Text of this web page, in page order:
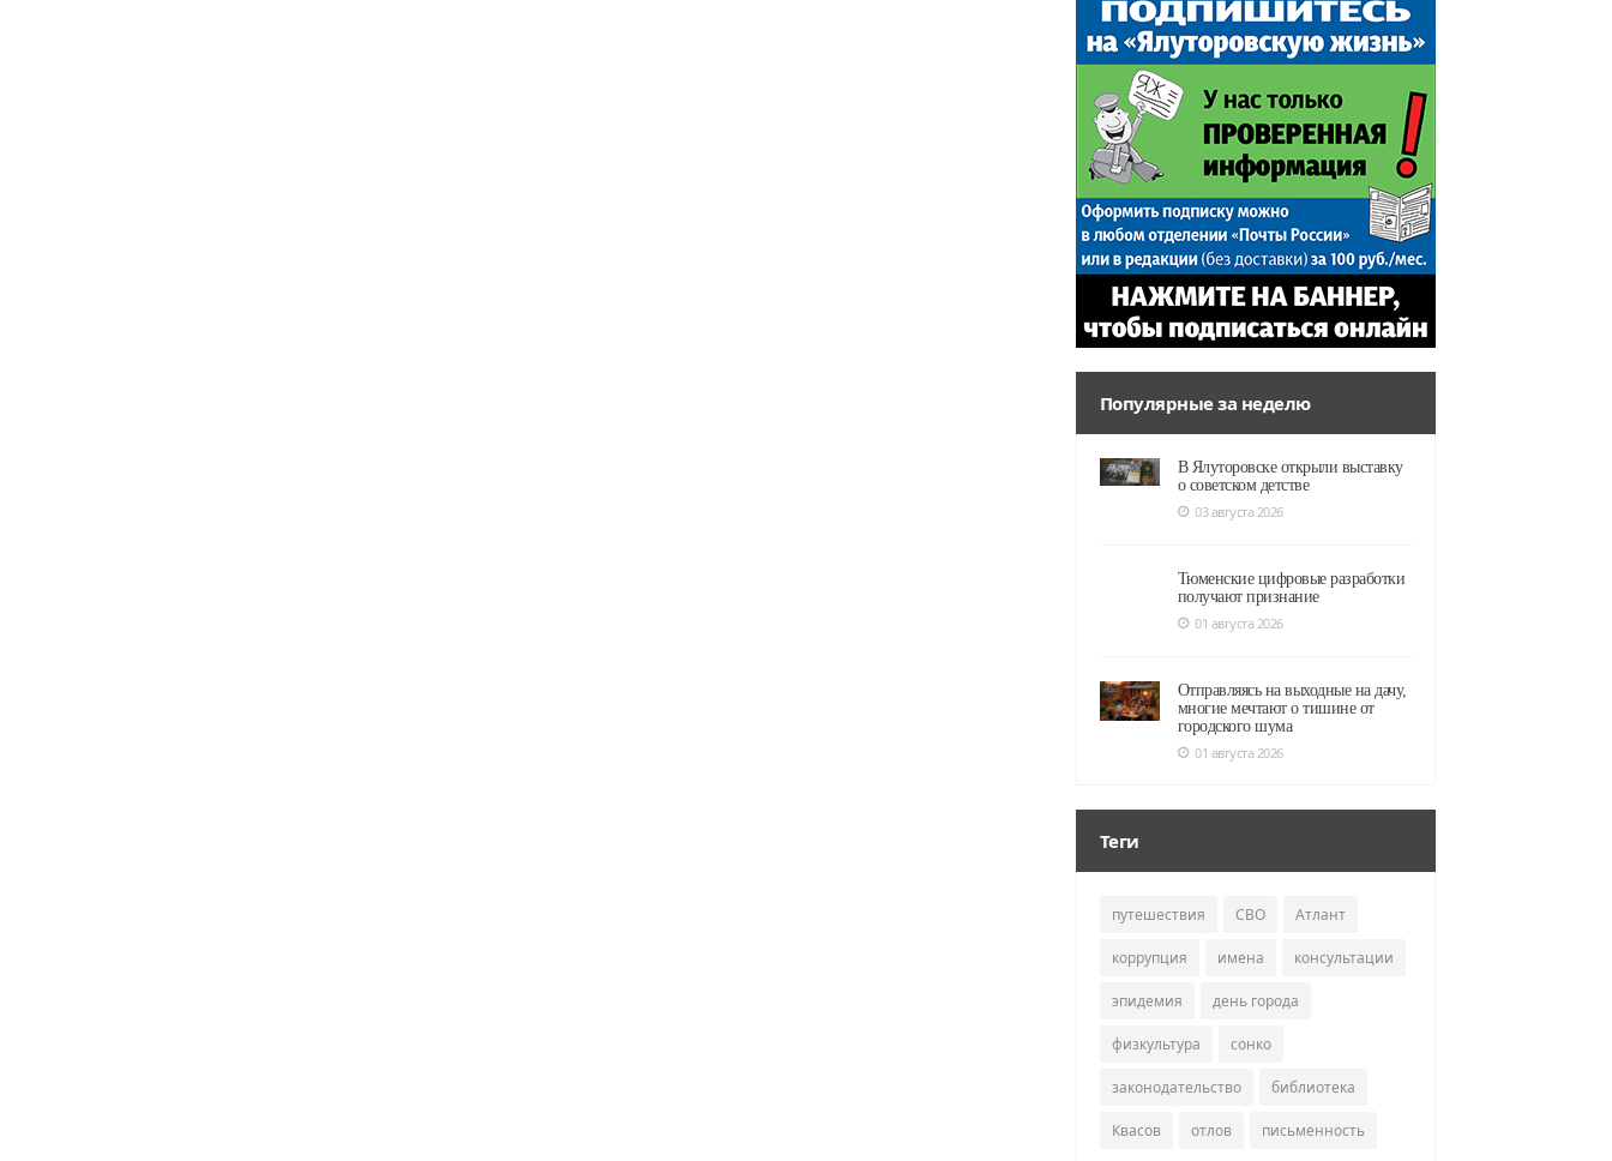
Популярные за неделю
В Ялуторовске открыли выставку
о советском детстве
03 августа 2026
Тюменские цифровые разработки
получают признание
01 августа 2026
Отправляясь на выходные на дачу,
многие мечтают о тишине от
городского шума
01 августа 2026
Теги
путешествия СВО Атлант
коррупция имена консультации
эпидемия день города
физкультура сонко
законодательство библиотека
Квасов отлов письменность